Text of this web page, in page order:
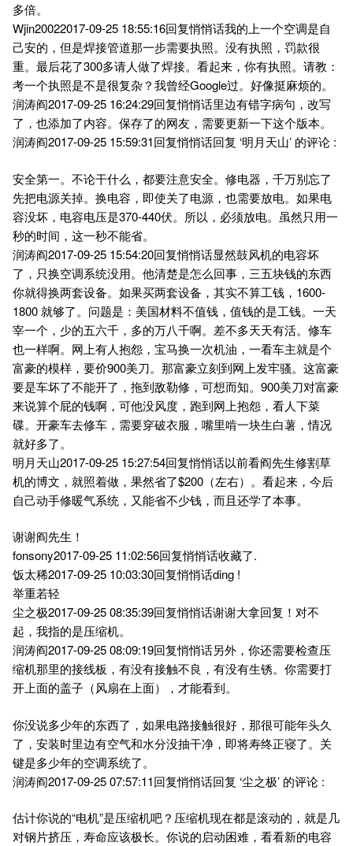
多倍。
Wjin20022017-09-25 18:55:16回复悄悄话我的上一个空调是自
己安的，但是焊接管道那一步需要执照。没有执照，罚款很
重。最后花了300多请人做了焊接。看起来，你有执照。请教：
考一个执照是不是很复杂？我曾经Google过。好像挺麻烦的。
润涛阎2017-09-25 16:24:29回复悄悄话里边有错字病句，改写
了，也添加了内容。保存了的网友，需要更新一下这个版本。
润涛阎2017-09-25 15:59:31回复悄悄话回复 ‘明月天山’ 的评论 :
安全第一。不论干什么，都要注意安全。修电器，千万别忘了
先把电源关掉。换电容，即使关了电源，也需要放电。如果电
容没坏，电容电压是370-440伏。所以，必须放电。虽然只用一
秒的时间，这一秒不能省。
润涛阎2017-09-25 15:54:20回复悄悄话显然鼓风机的电容坏
了，只换空调系统没用。他清楚是怎么回事，三五块钱的东西
你就得换两套设备。如果买两套设备，其实不算工钱，1600-
1800 就够了。问题是：美国材料不值钱，值钱的是工钱。一天
宰一个，少的五六千，多的万八千啊。差不多天天有活。修车
也一样啊。网上有人抱怨，宝马换一次机油，一看车主就是个
富豪的模样，要价900美刀。那富豪立刻到网上发牢骚。这富豪
要是车坏了不能开了，拖到敌勒修，可想而知。900美刀对富豪
来说算个屁的钱啊，可他没风度，跑到网上抱怨，看人下菜
碟。开豪车去修车，需要穿破衣服，嘴里啃一块生白薯，情况
就好多了。
明月天山2017-09-25 15:27:54回复悄悄话以前看阎先生修割草
机的博文，就照着做，果然省了$200（左右）。看起来，今后
自己动手修暖气系统，又能省不少钱，而且还学了本事。
谢谢阎先生！
fonsony2017-09-25 11:02:56回复悄悄话收藏了.
饭太稀2017-09-25 10:03:30回复悄悄话ding !
举重若轻
尘之极2017-09-25 08:35:39回复悄悄话谢谢大拿回复！对不
起，我指的是压缩机。
润涛阎2017-09-25 08:09:19回复悄悄话另外，你还需要检查压
缩机那里的接线板，有没有接触不良，有没有生锈。你需要打
开上面的盖子（风扇在上面），才能看到。
你没说多少年的东西了，如果电路接触很好，那很可能年头久
了，安装时里边有空气和水分没抽干净，即将寿终正寝了。关
键是多少年的空调系统了。
润涛阎2017-09-25 07:57:11回复悄悄话回复 ‘尘之极’ 的评论 :
估计你说的“电机”是压缩机吧？压缩机现在都是滚动的，就是几
对钢片挤压，寿命应该极长。你说的启动困难，看看新的电容